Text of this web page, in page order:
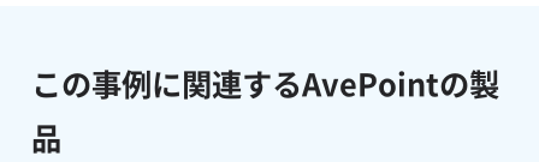
この事例に関連するAvePointの製
品